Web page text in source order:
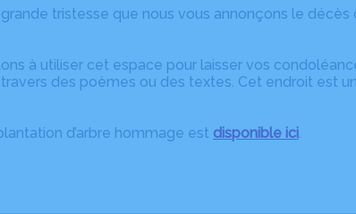
grande tristesse que nous vous annonçons le
à utiliser cet espace pour laisser vos
des poèmes ou des textes. Cet endroit est
d’arbre hommage est disponible ici.